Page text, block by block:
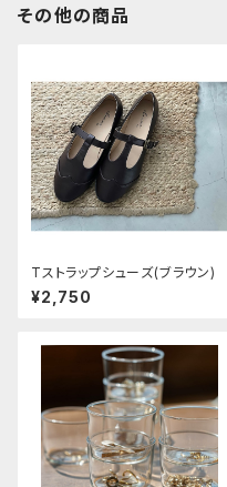
その他の商品
Tストラップシューズ(ブラウン)
¥2,750